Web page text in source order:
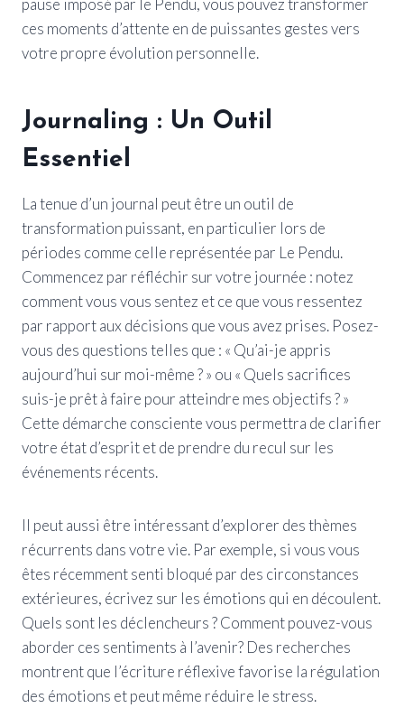
pause imposé par le Pendu, vous pouvez transformer
ces moments d’attente en de puissantes gestes vers
votre propre évolution personnelle.
Journaling : Un Outil
Essentiel
La tenue d’un journal peut être un outil de
transformation puissant, en particulier lors de
périodes comme celle représentée par Le Pendu.
Commencez par réfléchir sur votre journée : notez
comment vous vous sentez et ce que vous ressentez
par rapport aux décisions que vous avez prises. Posez-
vous des questions telles que : « Qu’ai-je appris
aujourd’hui sur moi-même ? » ou « Quels sacrifices
suis-je prêt à faire pour atteindre mes objectifs ? »
Cette démarche consciente vous permettra de clarifier
votre état d’esprit et de prendre du recul sur les
événements récents.
Il peut aussi être intéressant d’explorer des thèmes
récurrents dans votre vie. Par exemple, si vous vous
êtes récemment senti bloqué par des circonstances
extérieures, écrivez sur les émotions qui en découlent.
Quels sont les déclencheurs ? Comment pouvez-vous
aborder ces sentiments à l’avenir? Des recherches
montrent que l’écriture réflexive favorise la régulation
des émotions et peut même réduire le stress.